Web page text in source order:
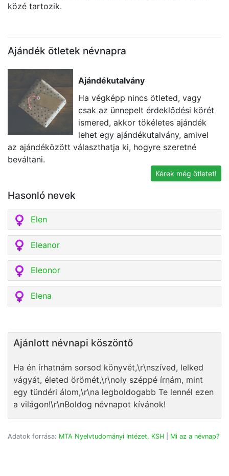
közé tartozik.
Ajándék ötletek névnapra
Ajándékutalvány
Ha végképp nincs ötleted, vagy
csak az ünnepelt érdeklődési körét
ismered, akkor tökéletes ajándék
lehet egy ajándékutalvány, amivel
az ajándéközött választhatja ki, hogyre szeretné
beváltani.
Kérek még ötletet!
Hasonló nevek
Elen
Eleanor
Eleonor
Elena
Ajánlott névnapi köszöntő
Ha én írhatnám sorsod könyvét,\r\nszíved, lelked
vágyát, életed örömét,\r\noly széppé írnám, mint
egy tündéri álom,\r\na legboldogabb Te lennél ezen
a világon!\r\nBoldog névnapot kívánok!
Adatok forrása: MTA Nyelvtudományi Intézet, KSH Mi az a névnap?